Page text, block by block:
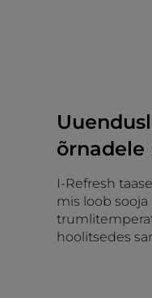
õrnadele
I-Refresh
mis loob
hoolitsedes